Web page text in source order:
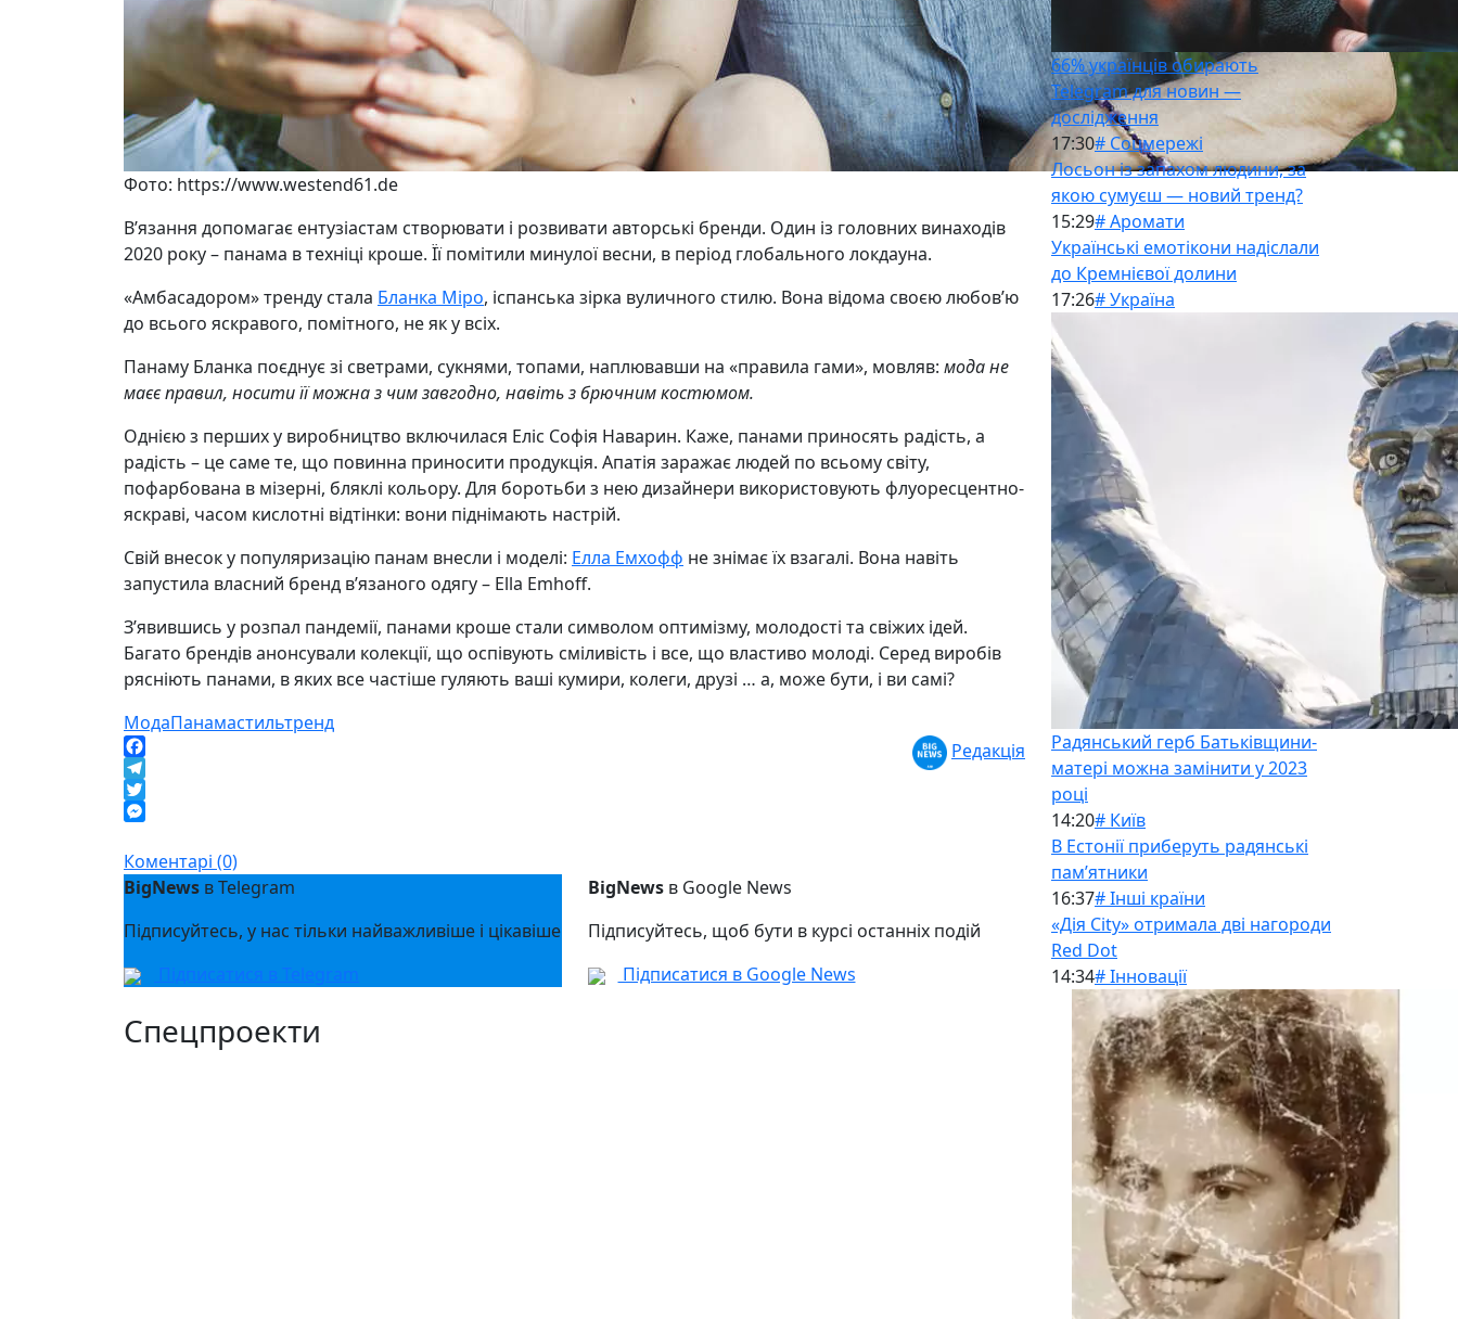
Фото: https://www.westend61.de
В’язання допомагає ентузіастам створювати і розвивати авторські бренди. Один із головних винаходів
2020 року – панама в техніці кроше. Її помітили минулої весни, в період глобального локдауна.
«Амбасадором» тренду стала Бланка Міро, іспанська зірка вуличного стилю. Вона відома своєю любов’ю
до всього яскравого, помітного, не як у всіх.
Панаму Бланка поєднує зі светрами, сукнями, топами, наплювавши на «правила гами», мовляв: мода не
маєє правил, носити її можна з чим завгодно, навіть з брючним костюмом.
Однією з перших у виробництво включилася Еліс Софія Наварин. Каже, панами приносять радість, а
радість – це саме те, що повинна приносити продукція. Апатія заражає людей по всьому світу,
пофарбована в мізерні, бляклі кольору. Для боротьби з нею дизайнери використовують флуоресцентно-
яскраві, часом кислотні відтінки: вони піднімають настрій.
Свій внесок у популяризацію панам внесли і моделі: Елла Емхофф не знімає їх взагалі. Вона навіть
запустила власний бренд в’язаного одягу – Ella Emhoff.
З’явившись у розпал пандемії, панами кроше стали символом оптимізму, молодості та свіжих ідей.
Багато брендів анонсували колекції, що оспівують сміливість і все, що властиво молоді. Серед виробів
рясніють панами, в яких все частіше гуляють ваші кумири, колеги, друзі … а, може бути, і ви самі?
МодаПанамастильтренд
Facebook
Telegram
Twitter
Редакція
Коментарі (0)
BigNews в Telegram
Підписуйтесь, у нас тільки найважливіше і цікавіше
Підписатися в Telegram
BigNewsв Google News
Підписуйтесь, щоб бути в курсі останніх подій
Підписатися в Google News
Спецпроекти
66% українців обирають
Telegram для новин —
дослідження
17:30# Соцмережі
Лосьон із запахом людини, за
якою сумуєш — новий тренд?
15:29# Аромати
Українські емотікони надіслали
до Кремнієвої долини
17:26# Україна
Радянський герб Батьківщини-
матері можна замінити у 2023
році
14:20# Київ
В Естонії приберуть радянські
памʼятники
16:37# Інші країни
«Дія City» отримала дві нагороди
Red Dot
14:34# Інновації